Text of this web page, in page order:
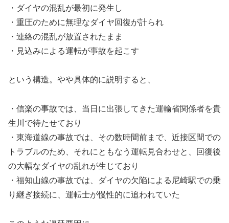
・ダイヤの混乱が最初に発生し
・重圧のために無理なダイヤ回復が計られ
・連絡の混乱が放置されたまま
・見込みによる運転が事故を起こす
という構造。やや具体的に説明すると、
・信楽の事故では、当日に出張してきた運輸省関係者を貴
生川で待たせており
・東海道線の事故では、その数時間前まで、近接区間での
トラブルのため、それにともなう運転見合わせと、回復後
の大幅なダイヤの乱れが生じており
・福知山線の事故では、ダイヤの欠陥による尼崎駅での乗
り継ぎ接続に、運転士が慢性的に追われていた